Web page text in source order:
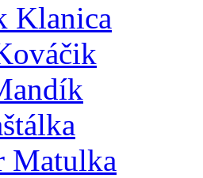
Klanica
Matulka